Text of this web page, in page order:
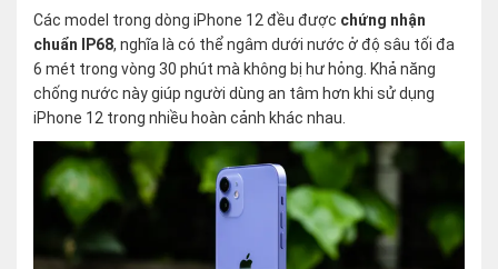
Các model trong dòng iPhone 12 đều được chứng nhận
chuẩn IP68, nghĩa là có thể ngâm dưới nước ở độ sâu tối đa
6 mét trong vòng 30 phút mà không bị hư hỏng. Khả năng
chống nước này giúp người dùng an tâm hơn khi sử dụng
iPhone 12 trong nhiều hoàn cảnh khác nhau.